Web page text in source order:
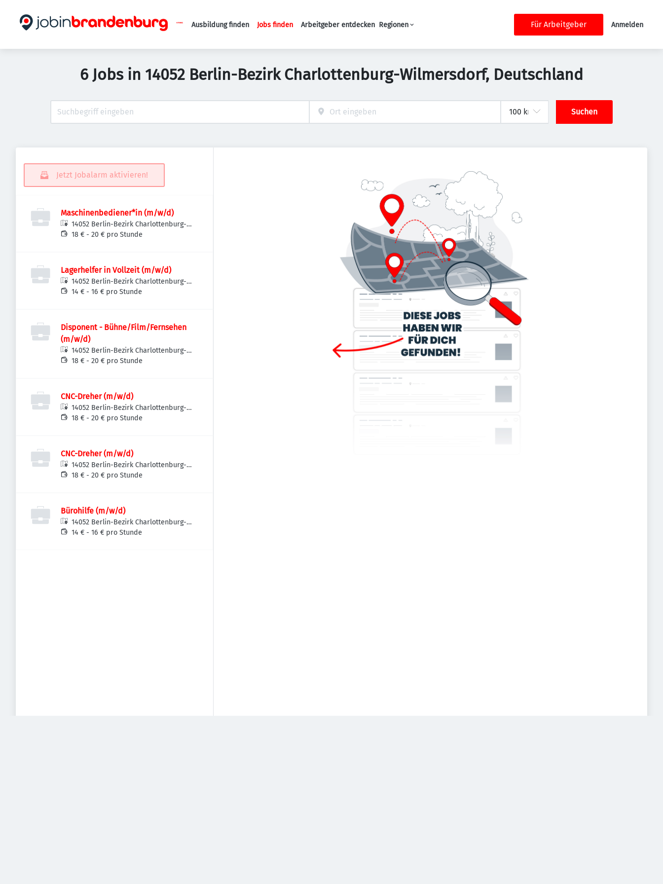
Haupt-Navigation
Ausbildung finden Jobs finden Arbeitgeber entdecken Regionen Für Arbeitgeber Anmelden
6 Jobs in 14052 Berlin-Bezirk Charlottenburg-Wilmersdorf, Deutschland
Suchen
Jetzt Jobalarm aktivieren!
Maschinenbediener*in (m/w/d)
14052 Berlin-Bezirk Charlottenburg-
Wilmersdorf, Deutschland
18 € - 20 € pro Stunde
Lagerhelfer in Vollzeit (m/w/d)
14052 Berlin-Bezirk Charlottenburg-
Wilmersdorf, Deutschland
14 € - 16 € pro Stunde
Disponent - Bühne/Film/Fernsehen
(m/w/d)
14052 Berlin-Bezirk Charlottenburg-
Wilmersdorf, Deutschland
18 € - 20 € pro Stunde
CNC-Dreher (m/w/d)
14052 Berlin-Bezirk Charlottenburg-
Wilmersdorf, Deutschland
18 € - 20 € pro Stunde
CNC-Dreher (m/w/d)
14052 Berlin-Bezirk Charlottenburg-
Wilmersdorf, Deutschland
18 € - 20 € pro Stunde
Bürohilfe (m/w/d)
14052 Berlin-Bezirk Charlottenburg-
Wilmersdorf, Deutschland
14 € - 16 € pro Stunde